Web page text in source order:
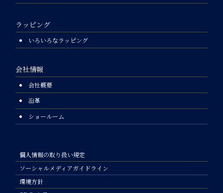
ラッピング
いろいろなラッピング
会社情報
会社概要
沿革
ショールーム
個人情報の取り扱い規定
ソーシャルメディアガイドライン
環境方針